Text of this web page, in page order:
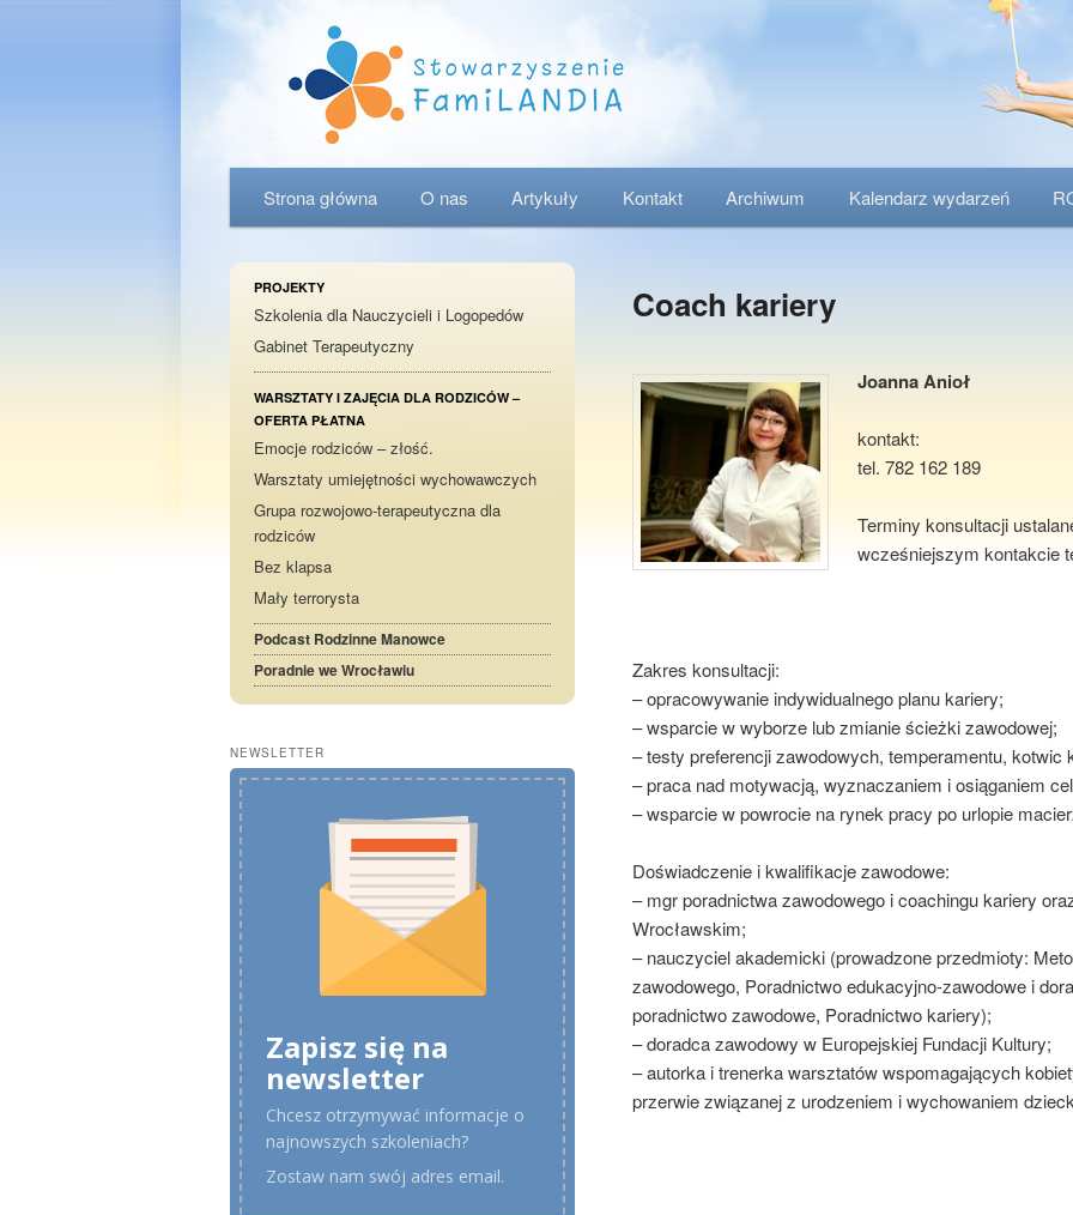
Przeskocz do tekstu
Przeskocz do widgetów
Strona główna O nas Artykuły Kontakt Archiwum Kalendarz wydarzeń
Coach kariery
Joanna Anioł
kontakt:
tel. 782 162 189
Terminy konsultacji
wcześniejszym kontakcie
Zakres konsultacji:
– opracowywanie indywidualnego planu kariery;
– wsparcie w wyborze lub zmianie ścieżki zawodowej;
– testy preferencji zawodowych, temperamentu, kotwic
– praca nad motywacją, wyznaczaniem i osiąganiem
– wsparcie w powrocie na rynek pracy po urlopie
Doświadczenie i kwalifikacje zawodowe:
– mgr poradnictwa zawodowego i coachingu kariery
Wrocławskim;
– nauczyciel akademicki (prowadzone przedmioty:
zawodowego, Poradnictwo edukacyjno-zawodowe i
poradnictwo zawodowe, Poradnictwo kariery);
– doradca zawodowy w Europejskiej Fundacji Kultury;
– autorka i trenerka warsztatów wspomagających
przerwie związanej z urodzeniem i wychowaniem
PROJEKTY
Szkolenia dla Nauczycieli i Logopedów
Gabinet Terapeutyczny
WARSZTATY I ZAJĘCIA DLA RODZICÓW –
OFERTA PŁATNA
Emocje rodziców – złość.
Warsztaty umiejętności wychowawczych
Grupa rozwojowo-terapeutyczna dla
rodziców
Bez klapsa
Mały terrorysta
Podcast Rodzinne Manowce
Poradnie we Wrocławiu
NEWSLETTER
Zapisz się na
newsletter
Chcesz otrzymywać informacje o
najnowszych szkoleniach?
Zostaw nam swój adres email.